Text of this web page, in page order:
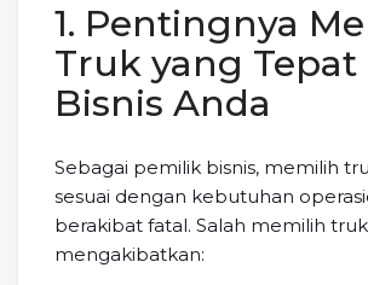
1. Pentingnya
Truk yang
Bisnis Anda
Sebagai pemilik bisnis, memilih
sesuai dengan kebutuhan
berakibat fatal. Salah memilih
mengakibatkan: